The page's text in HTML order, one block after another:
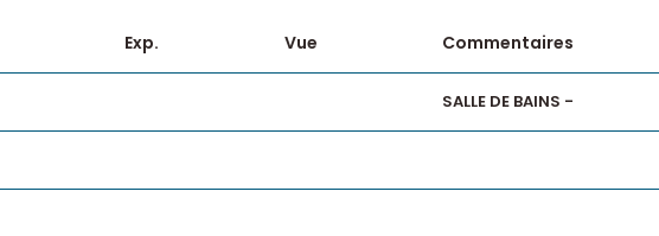
Exp. Vue Commentaires
SALLE DE BAINS -